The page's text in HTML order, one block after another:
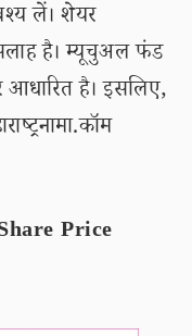
लें। शेयर
है। म्यूचुअल फंड
है। इसलिए,
Price